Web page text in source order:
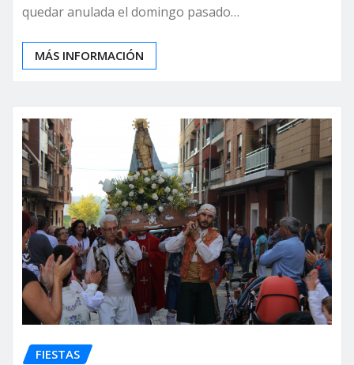
quedar anulada el domingo pasado…
MÁS INFORMACIÓN
FIESTAS